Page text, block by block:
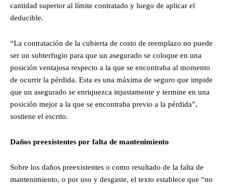
cantidad superior al límite contratado y luego de aplicar el
deducible.
“La contratación de la cubierta de costo de reemplazo no puede
ser un subterfugio para que un asegurado se coloque en una
posición ventajosa respecto a la que se encontraba al momento
de ocurrir la pérdida. Esta es una máxima de seguro que impide
que un asegurado se enriquezca injustamente y termine en una
posición mejor a la que se encontraba previo a la pérdida”,
sostiene el escrito.
Daños preexistentes por falta de mantenimiento
Sobre los daños preexistentes o como resultado de la falta de
mantenimiento, o por uso y desgaste, el texto establece que “no